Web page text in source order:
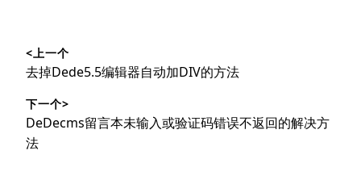
章
导
航
<上一个
上
文
章：
去掉Dede5.5编辑器自动加DIV的方法
下一个>
下
篇
DeDecms留言本未输入或验证码错误不返回的解决方
法